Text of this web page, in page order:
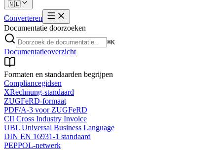
🇳🇱
Converteren
Documentatie doorzoeken
⌘K
Documentatieoverzicht
Formaten en standaarden begrijpen
Compliancegidsen
XRechnung-standaard
ZUGFeRD-formaat
PDF/A-3 voor ZUGFeRD
CII Cross Industry Invoice
UBL Universal Business Language
DIN EN 16931-1 standaard
PEPPOL-netwerk